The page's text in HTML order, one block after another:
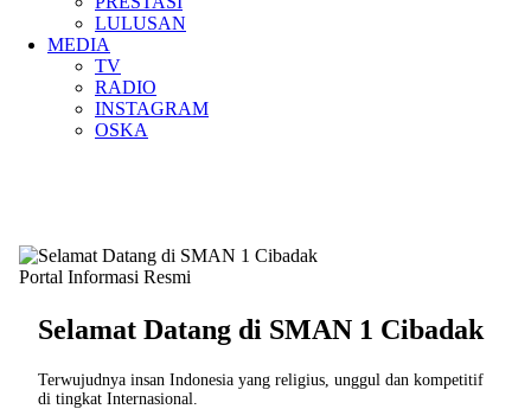
LULUSAN
MEDIA
TV
RADIO
INSTAGRAM
OSKA
Portal Informasi Resmi
Selamat Datang di SMAN 1 Cibadak
Terwujudnya insan Indonesia yang religius, unggul dan kompetitif
di tingkat Internasional.